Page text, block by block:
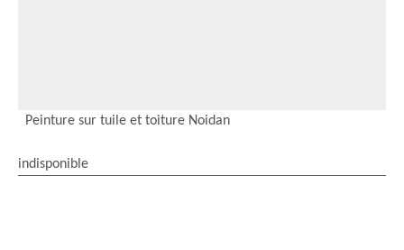
Peinture sur tuile et toiture Noidan
indisponible